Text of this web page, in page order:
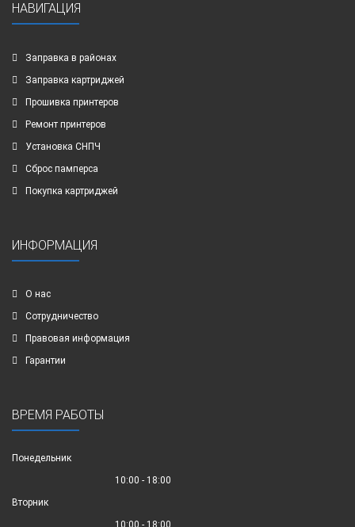
НАВИГАЦИЯ
Заправка в районах
Заправка картриджей
Прошивка принтеров
Ремонт принтеров
Установка СНПЧ
Сброс памперса
Покупка картриджей
ИНФОРМАЦИЯ
О нас
Сотрудничество
Правовая информация
Гарантии
ВРЕМЯ РАБОТЫ
Понедельник
10:00 - 18:00
Вторник